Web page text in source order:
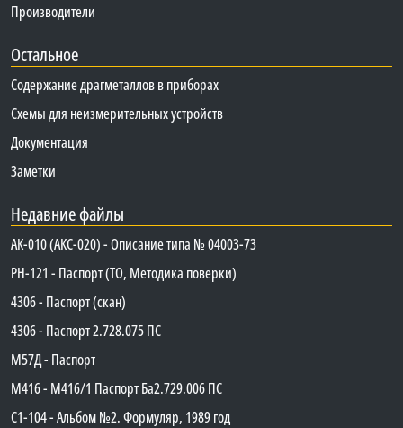
Производители
Остальное
Содержание драгметаллов в приборах
Схемы для неизмерительных устройств
Документация
Заметки
Недавние файлы
АК-010 (АКС-020) - Описание типа № 04003-73
PH-121 - Паспорт (ТО, Методика поверки)
4306 - Паспорт (скан)
4306 - Паспорт 2.728.075 ПС
М57Д - Паспорт
М416 - М416/1 Паспорт Ба2.729.006 ПС
C1-104 - Альбом №2. Формуляр, 1989 год